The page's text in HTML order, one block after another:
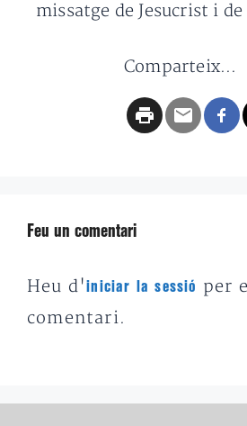
missatge de Jesucrist i de
Comparteix...
Feu un comentari
Heu d'iniciar la sessió
per
comentari.